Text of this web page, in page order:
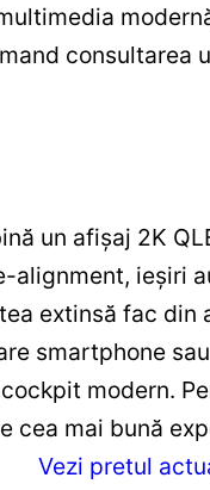
consultarea
un afișaj 2K
alignment, ieșiri
extinsă fac
smartphone
modern.
cea mai bună
Vezi pretul